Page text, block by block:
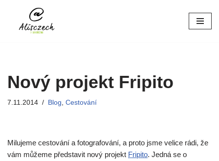
Přeskočit
Nový projekt Fripito
7.11.2014 Blog Cestování
Milujeme cestování a fotografování, a proto jsme velice rádi, že
vám můžeme představit nový projekt Fripito. Jedná se o